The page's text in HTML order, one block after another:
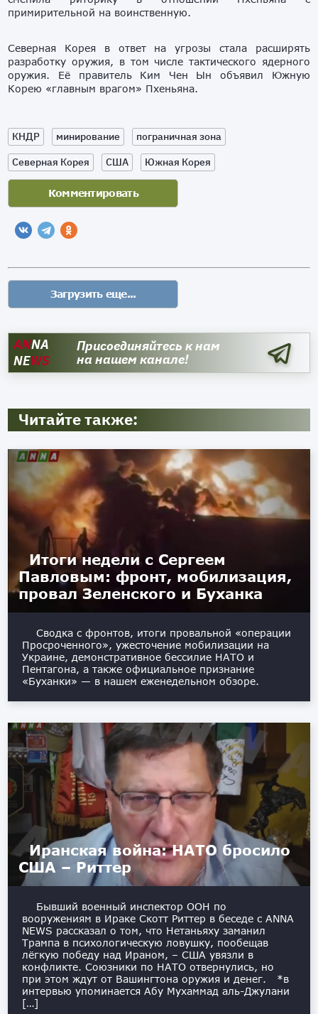
примирительной на воинственную.
Северная Корея в ответ на угрозы стала расширять
разработку оружия, в том числе тактического ядерного
оружия. Её правитель Ким Чен Ын объявил Южную
Корею «главным врагом» Пхеньяна.
КНДР минирование
пограничная зона
Северная Корея
США Южная Корея
ANNA
NEWS
Присоединяйтесь к нам
на нашем канале!
Читайте также:
Итоги недели с Сергеем
Павловым: фронт, мобилизация,
провал Зеленского и Буханка
Сводка с фронтов, итоги провальной «операции
Просроченного», ужесточение мобилизации на
Украине, демонстративное бессилие НАТО и
Пентагона, а также официальное признание
«Буханки» — в нашем еженедельном обзоре.
Иранская война: НАТО бросило
США – Риттер
Бывший военный инспектор ООН по
вооружениям в Ираке Скотт Риттер в беседе с ANNA
NEWS рассказал о том, что Нетаньяху заманил
Трампа в психологическую ловушку, пообещав
лёгкую победу над Ираном, – США увязли в
конфликте. Союзники по НАТО отвернулись, но
при этом ждут от Вашингтона оружия и денег. *в
интервью упоминается Абу Мухаммад аль-Джулани
[…]